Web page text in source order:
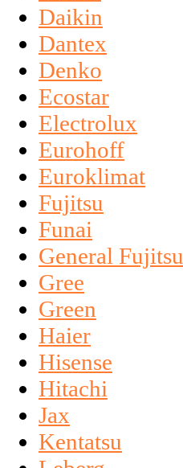
Daikin
Dantex
Denko
Ecostar
Electrolux
Eurohoff
Euroklimat
Fujitsu
Funai
General Fujitsu
Gree
Green
Haier
Hisense
Hitachi
Jax
Kentatsu